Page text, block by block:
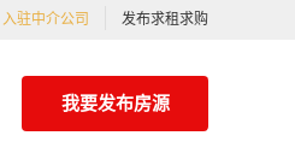
入驻中介公司 发布求租求购
我要发布房源